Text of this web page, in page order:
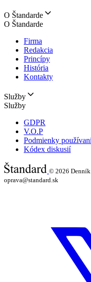
O Štandarde
O Štandarde
Firma
Redakcia
Princípy
História
Kontakty
Služby
Služby
GDPR
V.O.P
Podmienky
Kódex diskusií
© 2026 Denník
oprava@standard.sk